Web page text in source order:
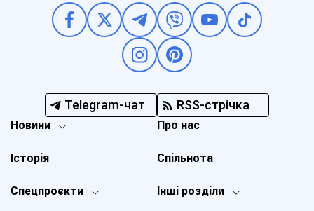
Telegram-чат RSS-стрічка
Новини
Спецпроєкти Інші розділи
Історія
Про нас
Спільнота